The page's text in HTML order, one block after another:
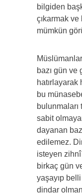
bilgiden
çıkarmak
mümkün
bazı gün ve
hatırlayarak
bu
sabit
dayanan
edilemez.
isteyen zihnî
birkaç gün
yaşayıp
dindar